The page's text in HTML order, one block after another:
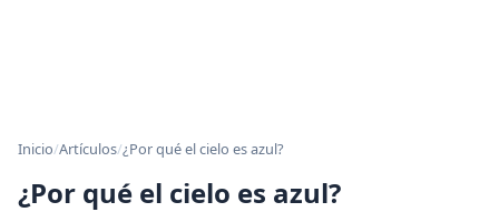
Inicio/Artículos/¿Por qué el cielo es azul?
¿Por qué el cielo es azul?